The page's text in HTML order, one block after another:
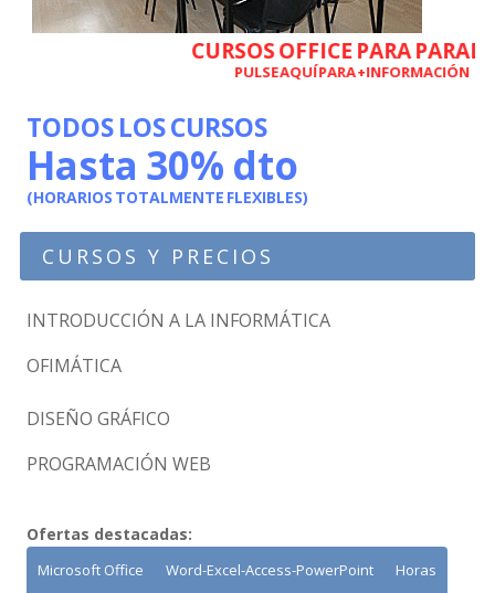
CURSOS OFFICE PARA PARADOS
PULSE AQUÍ PARA +INFORMACIÓN
TODOS LOS CURSOS
Hasta 30% dto
(HORARIOS TOTALMENTE FLEXIBLES)
CURSOS Y PRECIOS
INTRODUCCIÓN A LA INFORMÁTICA
OFIMÁTICA
DISEÑO GRÁFICO
PROGRAMACIÓN WEB
Ofertas destacadas:
Microsoft Office Word-Excel-Access-PowerPoint
Horas